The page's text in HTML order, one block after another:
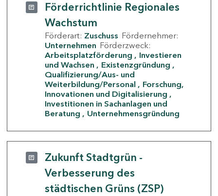
Förderrichtlinie Regionales
Wachstum
Förderart: Zuschuss Fördernehmer:
Unternehmen Förderzweck:
Arbeitsplatzförderung
Investieren
und Wachsen
Existenzgründung
Qualifizierung/Aus- und
Weiterbildung/Personal
Forschung,
Innovationen und Digitalisierung
Investitionen in Sachanlagen und
Beratung
Unternehmensgründung
Zukunft Stadtgrün -
Verbesserung des
städtischen Grüns (ZSP)